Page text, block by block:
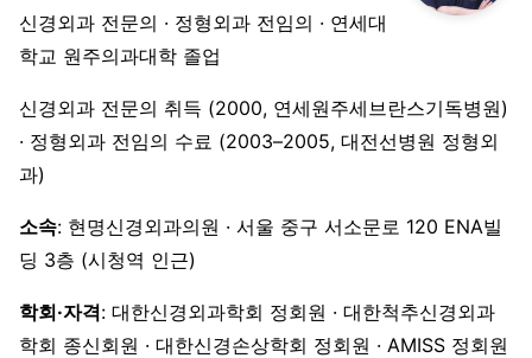
신경외과 전문의 · 정형외과 전임의 · 연세대
학교 원주의과대학 졸업
신경외과 전문의 취득 (2000, 연세원주세브란스기독병원)
· 정형외과 전임의 수료 (2003–2005, 대전선병원 정형외
과)
소속: 현명신경외과의원 · 서울 중구 서소문로 120 ENA빌
딩 3층 (시청역 인근)
학회·자격: 대한신경외과학회 정회원 · 대한척추신경외과
학회 종신회원 · 대한신경손상학회 정회원 · AMISS 정회원